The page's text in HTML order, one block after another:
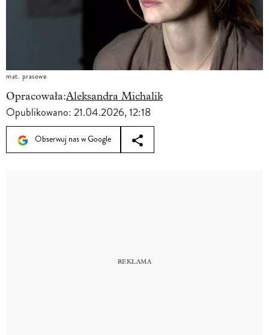
mat. prasowe
Opracowała:Aleksandra Michalik
Opublikowano:21.04.2026, 12:18
Obserwuj nas w Google